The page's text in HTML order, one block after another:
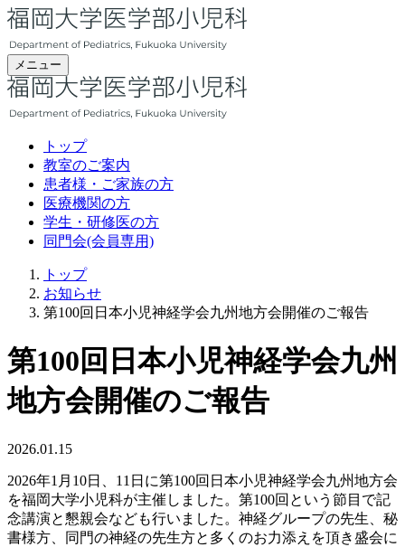
メニュー
トップ
教室のご案内
患者様・ご家族の方
医療機関の方
学生・研修医の方
同門会(会員専用)
トップ
お知らせ
第100回日本小児神経学会九州地方会開催のご報告
第100回日本小児神経学会九州
地方会開催のご報告
2026.01.15
2026年1月10日、11日に第100回日本小児神経学会九州地方会
を福岡大学小児科が主催しました。第100回という節目で記
念講演と懇親会なども行いました。神経グループの先生、秘
書様方、同門の神経の先生方と多くのお力添えを頂き盛会に